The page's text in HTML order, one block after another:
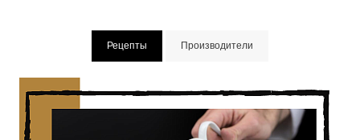
Рецепты Производители